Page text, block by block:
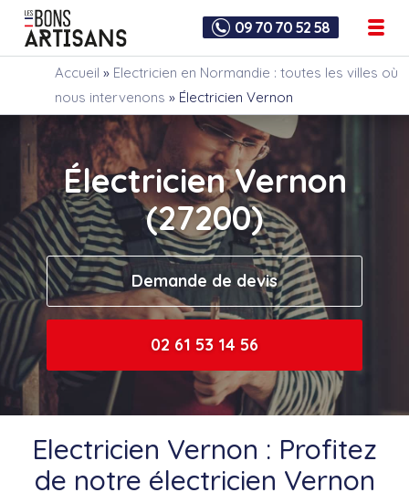
09 70 70 52 58
Accueil » Electricien en Normandie : toutes les villes où
nous intervenons » Électricien Vernon
Électricien Vernon
(27200)
Demande de devis
02 61 53 14 56
Electricien Vernon : Profitez
de notre électricien Vernon